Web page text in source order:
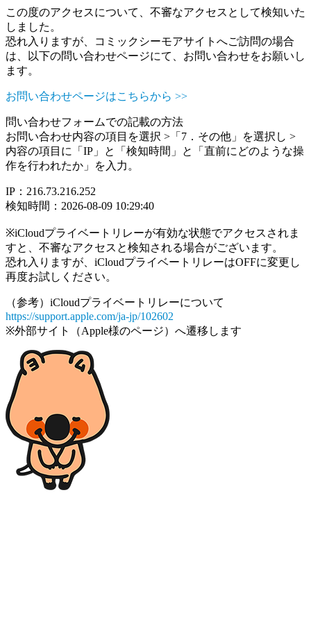
この度のアクセスについて、不審なアクセスとして検知いた
しました。
恐れ入りますが、コミックシーモアサイトへご訪問の場合
は、以下の問い合わせページにて、お問い合わせをお願いし
ます。
お問い合わせページはこちらから >>
問い合わせフォームでの記載の方法
お問い合わせ内容の項目を選択 >「7．その他」を選択し >
内容の項目に「IP」と「検知時間」と「直前にどのような操
作を行われたか」を入力。
IP：216.73.216.252
検知時間：2026-08-09 10:29:40
※iCloudプライベートリレーが有効な状態でアクセスされま
すと、不審なアクセスと検知される場合がございます。
恐れ入りますが、iCloudプライベートリレーはOFFに変更し
再度お試しください。
（参考）iCloudプライベートリレーについて
https://support.apple.com/ja-jp/102602
※外部サイト（Apple様のページ）へ遷移します